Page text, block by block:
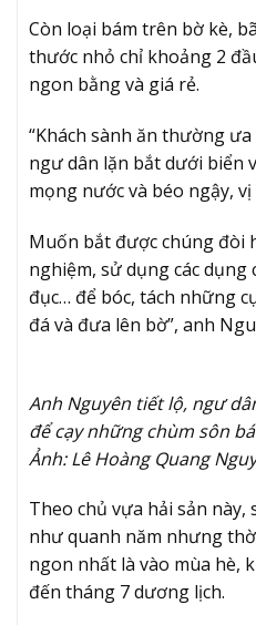
Còn loại bám trên bờ kè,
thước nhỏ chỉ khoảng 2
ngon bằng và giá rẻ.
“Khách sành ăn thường
ngư dân lặn bắt dưới biển
mọng nước và béo ngậy,
Muốn bắt được chúng đòi
nghiệm, sử dụng các
đục… để bóc, tách những
đá và đưa lên bờ”, anh
Anh Nguyên tiết lộ, ngư
để cạy những chùm sôn
Ảnh: Lê Hoàng Quang
Theo chủ vựa hải sản này,
như quanh năm nhưng
ngon nhất là vào mùa hè,
đến tháng 7 dương lịch.